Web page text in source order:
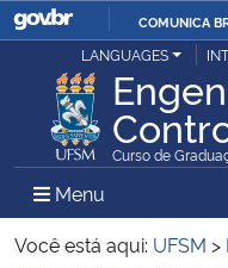
COMUNICA
Ministério da Justiça e
Ministério da Defesa
Ministério das Relações
LANGUAGES
Curso de
Menu Menu
Você está aqui: UFSM >